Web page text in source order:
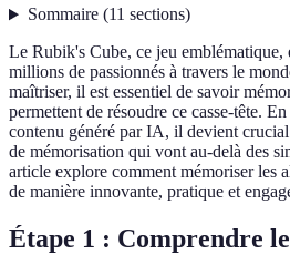
Sommaire(11 sections)
Le Rubik's Cube, ce jeu emblématique,
millions de passionnés à travers le
maîtriser, il est essentiel de savoir
permettent de résoudre ce casse-tête.
contenu généré par IA, il devient
de mémorisation qui vont au-delà des
article explore comment mémoriser les
de manière innovante, pratique et
Étape 1 : Comprendre